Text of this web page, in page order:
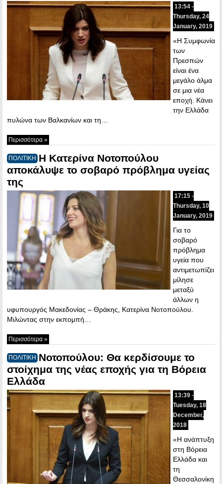
13:54 -
Thursday, 24
January, 2019
«Η Συμφωνία
των
Πρεσπών
είναι ένα
μεγάλο άλμα
σε μια νέα
εποχή. Κάνει
την Ελλάδα
πυλώνα των Βαλκανίων και τη…
Περισσότερα »
ΠΟΛΙΤΙΚΗ Η Κατερίνα Νοτοπούλου
αποκάλυψε το σοβαρό πρόβλημα υγείας
της
17:15 -
Thursday, 10
January, 2019
Για το
σοβαρό
πρόβλημα
υγεία που
αντιμετωπίζει
μίλησε
μεταξύ
άλλων η
υφυπουργός Μακεδονίας – Θράκης, Κατερίνα Νοτοπούλου.
Μιλώντας στην εκπομπή…
Περισσότερα »
ΠΟΛΙΤΙΚΗ Νοτοπούλου: Θα κερδίσουμε το
στοίχημα της νέας εποχής για τη Βόρεια
Ελλάδα
13:39 -
Tuesday, 18
December,
2018
«Η ανάπτυξη
στη Βόρεια
Ελλάδα και
τη
Θεσσαλονίκη